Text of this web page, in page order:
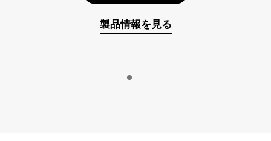
製品情報を見る